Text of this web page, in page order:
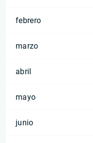
febrero
marzo
abril
mayo
junio